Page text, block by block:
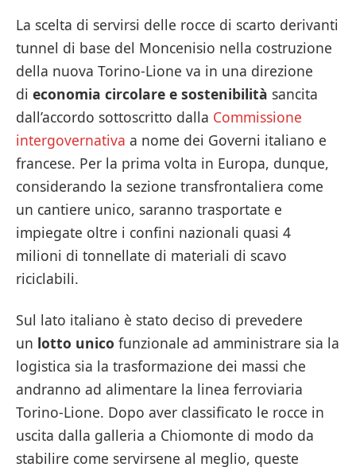
La scelta di servirsi delle rocce di scarto derivanti
tunnel di base del Moncenisio nella costruzione
della nuova Torino-Lione va in una direzione
di economia circolare e sostenibilità sancita
dall’accordo sottoscritto dalla Commissione
intergovernativa a nome dei Governi italiano e
francese. Per la prima volta in Europa, dunque,
considerando la sezione transfrontaliera come
un cantiere unico, saranno trasportate e
impiegate oltre i confini nazionali quasi 4
milioni di tonnellate di materiali di scavo
riciclabili.
Sul lato italiano è stato deciso di prevedere
un lotto unico funzionale ad amministrare sia la
logistica sia la trasformazione dei massi che
andranno ad alimentare la linea ferroviaria
Torino-Lione. Dopo aver classificato le rocce in
uscita dalla galleria a Chiomonte di modo da
stabilire come servirsene al meglio, queste